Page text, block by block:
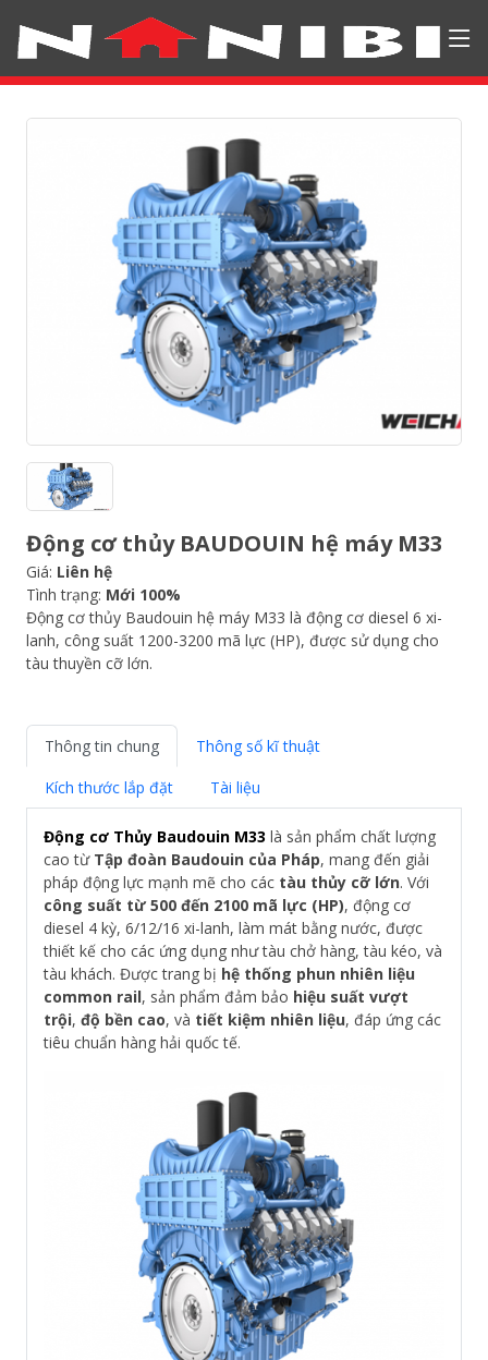
Động cơ thủy BAUDOUIN hệ máy M33
Giá: Liên hệ
Tình trạng: Mới 100%
Động cơ thủy Baudouin hệ máy M33 là động cơ diesel 6 xi-
lanh, công suất 1200-3200 mã lực (HP), được sử dụng cho
tàu thuyền cỡ lớn.
Thông tin chung
Thông số kĩ thuật
Kích thước lắp đặt
Tài liệu
Động cơ Thủy Baudouin M33 là sản phẩm chất lượng
cao từ Tập đoàn Baudouin của Pháp, mang đến giải
pháp động lực mạnh mẽ cho các tàu thủy cỡ lớn. Với
công suất từ 500 đến 2100 mã lực (HP), động cơ
diesel 4 kỳ, 6/12/16 xi-lanh, làm mát bằng nước, được
thiết kế cho các ứng dụng như tàu chở hàng, tàu kéo, và
tàu khách. Được trang bị hệ thống phun nhiên liệu
common rail, sản phẩm đảm bảo hiệu suất vượt
trội, độ bền cao, và tiết kiệm nhiên liệu, đáp ứng các
tiêu chuẩn hàng hải quốc tế.